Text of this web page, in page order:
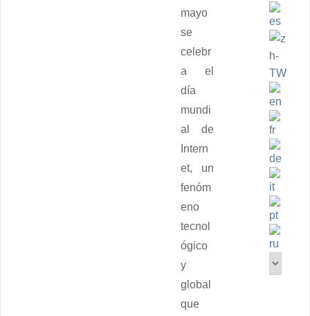
mayo
se
celebr
a el
día
mundi
al de
Intern
et, un
fenóm
eno
tecnol
ógico
y
global
que